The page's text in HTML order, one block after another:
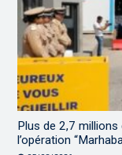
Plus de 2,7 millions
l’opération